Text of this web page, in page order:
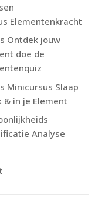
Elementenkracht
Ontdek jouw
doe de
Minicursus Slaap
& in je Element
Analyse